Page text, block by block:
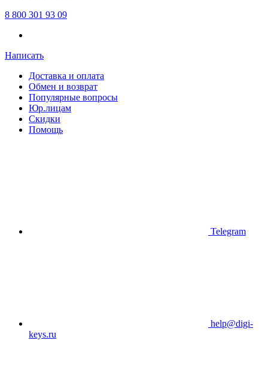
8 800 301 93 09
Написать
Доставка и оплата
Обмен и возврат
Популярные вопросы
Юр.лицам
Скидки
Помощь
Telegram
help@digi-
keys.ru